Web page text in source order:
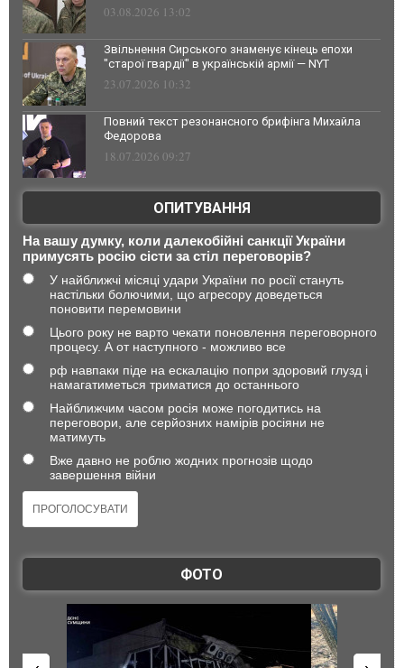
03.08.2026 13:02
Звільнення Сирського знаменує кінець епохи
"старої гвардії" в українській армії — NYT
23.07.2026 10:32
Повний текст резонансного брифінга Михайла
Федорова
18.07.2026 09:27
ОПИТУВАННЯ
На вашу думку, коли далекобійні санкції України
примусять росію сісти за стіл переговорів?
У найближчі місяці удари України по росії стануть
настільки болючими, що агресору доведеться
поновити перемовини
Цього року не варто чекати поновлення переговорного
процесу. А от наступного - можливо все
рф навпаки піде на ескалацію попри здоровий глузд і
намагатиметься триматися до останнього
Найближчим часом росія може погодитись на
переговори, але серйозних намірів росіяни не
матимуть
Вже давно не роблю жодних прогнозів щодо
завершення війни
ФОТО